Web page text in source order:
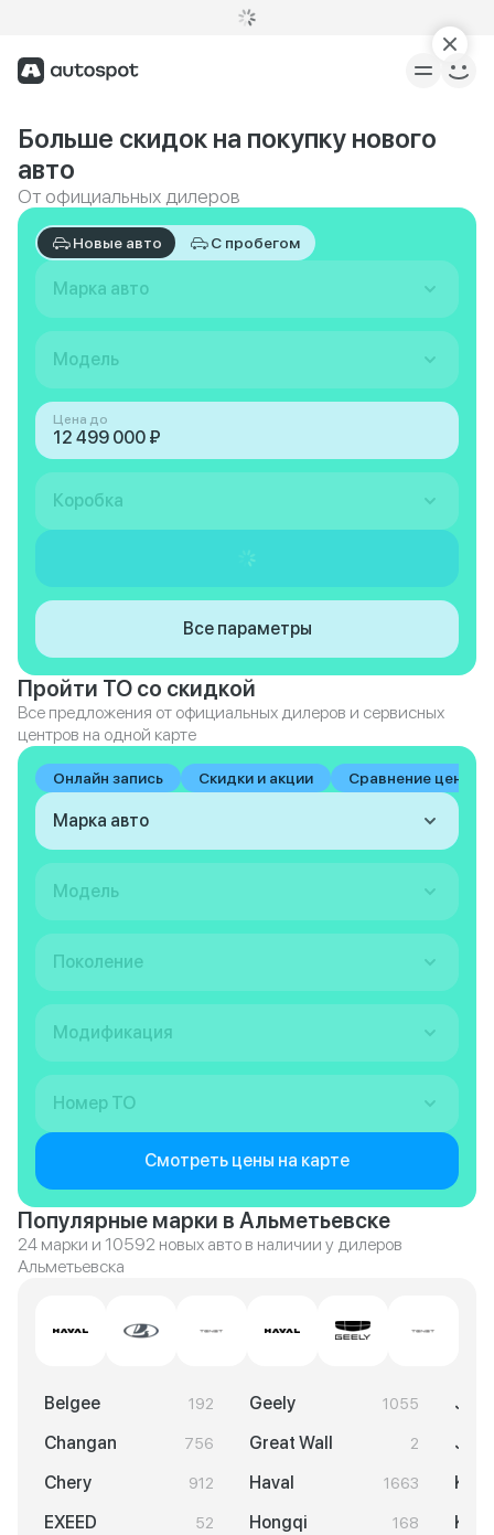
Больше скидок на покупку нового
авто
От официальных дилеров
Новые авто С пробегом
Марка авто
Модель
Цена до
Коробка
Все параметры
Пройти ТО со скидкой
Все предложения от официальных дилеров и сервисных
центров на одной карте
Онлайн запись Скидки и акции Сравнение цен на
Марка авто
Модель
Поколение
Модификация
Номер ТО
Смотреть цены на карте
Популярные марки в Альметьевске
24 марки и 10592 новых авто в наличии у дилеров
Альметьевска
Belgee 192
Changan 756
Chery 912
EXEED 52
Geely 1055
Great Wall 2
Haval 1663
Hongqi 168
KGM